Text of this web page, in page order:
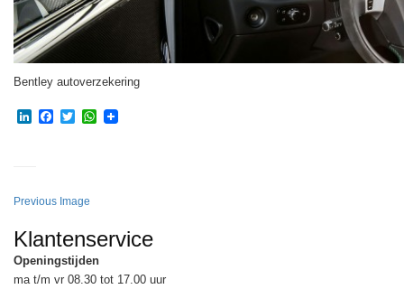
Bentley autoverzekering
LinkedIn
Facebook
TwitterWhatsApp
Previous Image
Klantenservice
Openingstijden
ma t/m vr 08.30 tot 17.00 uur